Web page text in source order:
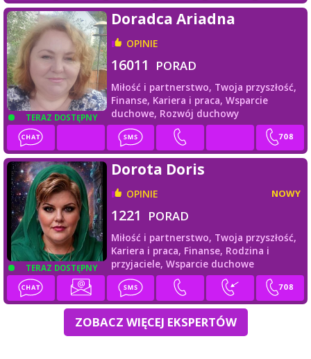
TERAZ DOSTĘPNY
Doradca Ariadna
OPINIE
16011 PORAD
Miłość i partnerstwo, Twoja przyszłość,
Finanse, Kariera i praca, Wsparcie
duchowe, Rozwój duchowy
TERAZ DOSTĘPNY
Dorota Doris
OPINIE NOWY
1221 PORAD
Miłość i partnerstwo, Twoja przyszłość,
Kariera i praca, Finanse, Rodzina i
przyjaciele, Wsparcie duchowe
ZOBACZ WIĘCEJ EKSPERTÓW